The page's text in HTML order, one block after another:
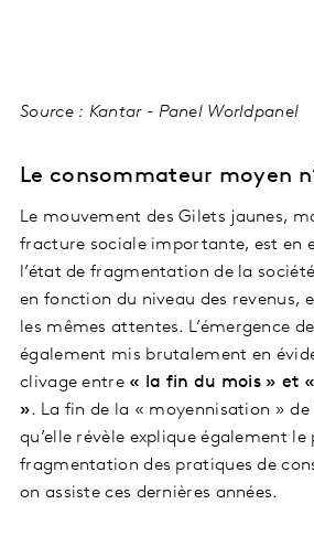
Source : Kantar - Panel Worldpanel
Le consommateur moyen
Le mouvement des Gilets jaunes,
fracture sociale importante, est en
l’état de fragmentation de la
en fonction du niveau des revenus,
les mêmes attentes. L’émergence
également mis brutalement en
clivage entre« la fin du mois » et
». La fin de la « moyennisation »
qu’elle révèle explique également le
fragmentation des pratiques de
on assiste ces dernières années.